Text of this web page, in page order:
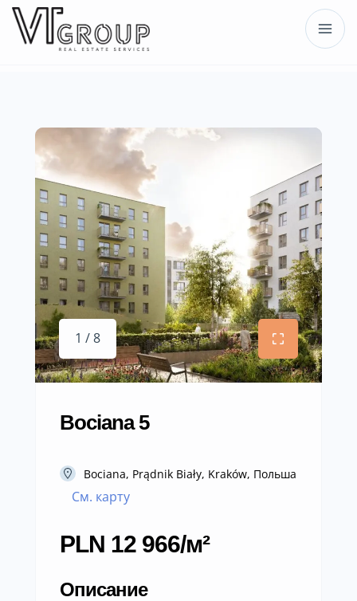
1 / 8
Bociana 5
Bociana, Prądnik Biały, Kraków, Польша
См. карту
PLN 12 966/м²
Описание